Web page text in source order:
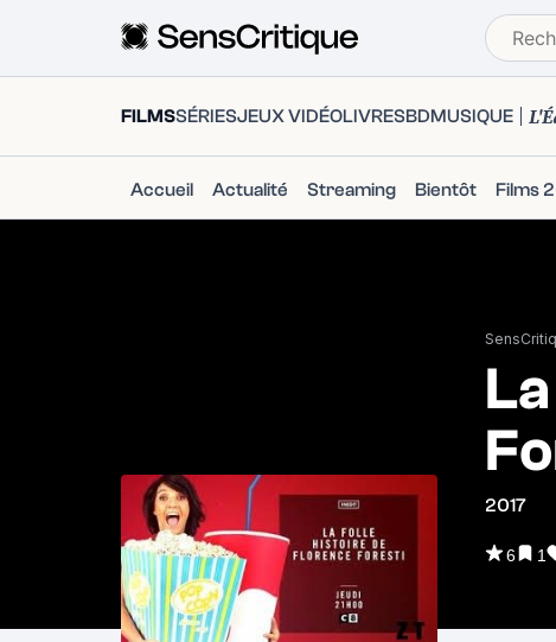
FILMSSÉRIESJEUX VIDÉOLIVRESBDMUSIQUE
Accueil Actualité Streaming Bientôt Films
2017
6 1